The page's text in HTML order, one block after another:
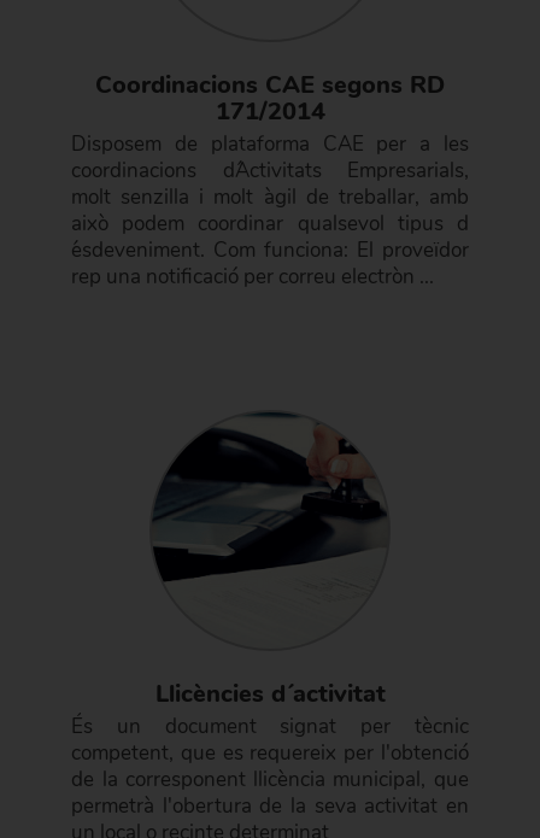
Coordinacions CAE segons RD
171/2014
Disposem de plataforma CAE per a les
coordinacions d´Activitats Empresarials,
molt senzilla i molt àgil de treballar, amb
això podem coordinar qualsevol tipus d
´esdeveniment. Com funciona: El proveïdor
rep una notificació per correu electròn ...
Llicències d´ activitat
És un document signat per tècnic
competent, que es requereix per l'obtenció
de la corresponent llicència municipal, que
permetrà l'obertura de la seva activitat en